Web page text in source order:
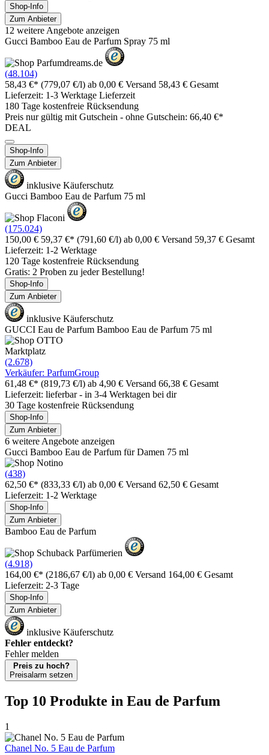
Shop-Info
Zum Anbieter
12 weitere Angebote anzeigen
Gucci Bamboo Eau de Parfum Spray 75 ml
(48.104)
58,43 €* (779,07 €/l) ab 0,00 € Versand 58,43 € Gesamt
Lieferzeit: 1-3 Werktage Lieferzeit
180 Tage kostenfreie Rücksendung
Preis nur gültig mit Gutschein - ohne Gutschein: 66,40 €*
DEAL
Shop-Info
Zum Anbieter
inklusive Käuferschutz
Gucci Bamboo Eau de Parfum 75 ml
(175.024)
150,00 € 59,37 €* (791,60 €/l) ab 0,00 € Versand 59,37 € Gesamt
Lieferzeit: 1-2 Werktage
120 Tage kostenfreie Rücksendung
Gratis: 2 Proben zu jeder Bestellung!
Shop-Info
Zum Anbieter
inklusive Käuferschutz
GUCCI Eau de Parfum Bamboo Eau de Parfum 75 ml
Marktplatz
(2.678)
Verkäufer: ParfumGroup
61,48 €* (819,73 €/l) ab 4,90 € Versand 66,38 € Gesamt
Lieferzeit: lieferbar - in 3-4 Werktagen bei dir
30 Tage kostenfreie Rücksendung
Shop-Info
Zum Anbieter
6 weitere Angebote anzeigen
Gucci Bamboo Eau de Parfum für Damen 75 ml
(438)
62,50 €* (833,33 €/l) ab 0,00 € Versand 62,50 € Gesamt
Lieferzeit: 1-2 Werktage
Shop-Info
Zum Anbieter
Bamboo Eau de Parfum
(4.918)
164,00 €* (2186,67 €/l) ab 0,00 € Versand 164,00 € Gesamt
Lieferzeit: 2-3 Tage
Shop-Info
Zum Anbieter
inklusive Käuferschutz
Fehler entdeckt?
Fehler melden
Preis zu hoch?
Preisalarm setzen
Top 10 Produkte in Eau de Parfum
1
Chanel No. 5 Eau de Parfum